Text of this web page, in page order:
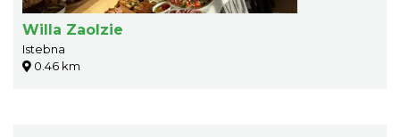
Willa Zaolzie
Istebna
0.46 km